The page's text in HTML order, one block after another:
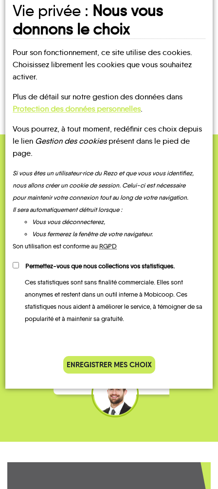
UN AVIS, UN TÉMOIGNAGE
À PARTAGER ?
QUELQUES
Témoignages
Je vais bosser en train, mais le
parking de la gare est toujours
complet alors j’ai testé Rezo
Stéphane 36 ans
Vie privée : Nous vous
donnons le choix
Pour son fonctionnement, ce site utilise des cookies.
Choisissez librement les cookies que vous souhaitez
activer.
Plus de détail sur notre gestion des données dans
Protection des données personnelles.
Vous pourrez, à tout moment, redéfinir ces choix depuis
le lien Gestion des cookiesprésent dans le pied de
page.
Si vous êtes un utilisateur·rice du Rezo et que vous vous identifiez,
nous allons créer un cookie de session. Celui-ci est nécessaire
pour maintenir votre connexion tout au long de votre navigation.
Il sera automatiquement détruit lorsque :
Vous vous déconnecterez,
Vous fermerez la fenêtre de votre navigateur.
Son utilisation est conforme au RGPD
Permettez-vous que nous collections vos statistiques.
Ces statistiques sont sans finalité commerciale. Elles sont
anonymes et restent dans un outil interne à Mobicoop. Ces
statistiques nous aident à améliorer le service, à témoigner de sa
popularité et à maintenir sa gratuité.
ENREGISTRER MES CHOIX